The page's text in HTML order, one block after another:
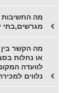
מה החשיבות
מגרשים,בתי
מה הקשר
או נחלות
לוועדה
נלווים